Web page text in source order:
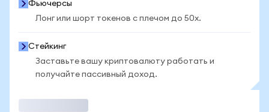
Фьючерсы
Лонг или шорт токенов с плечом до 50x.
Стейкинг
Заставьте вашу криптовалюту работать и
получайте пассивный доход.